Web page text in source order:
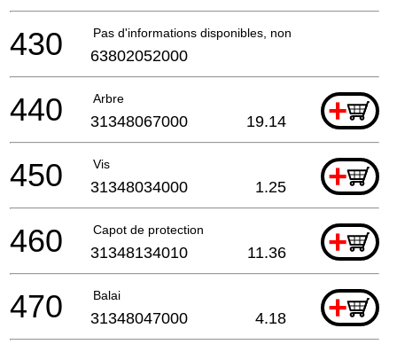
Pas d'informations disponibles, non commandable
430 63802052000
Arbre +
440 31348067000 19.14
Vis +
450 31348034000 1.25
Capot de protection +
460 31348134010 11.36
Balai +
470 31348047000 4.18